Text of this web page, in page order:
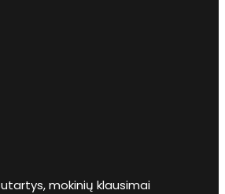
mokinių klausimai